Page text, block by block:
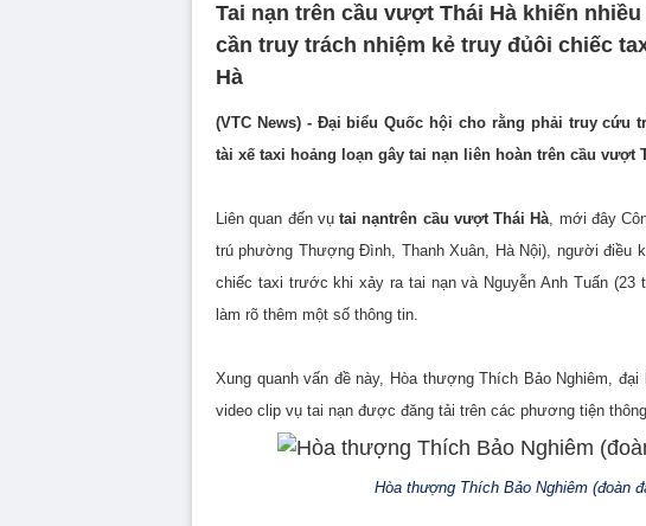
Tai nạn trên cầu vượt Thái Hà khiến
cần truy trách nhiệm kẻ truy đủôi chiếc
Hà
(VTC News) - Đại biểu Quốc hội cho rằng phải truy
tài xế taxi hoảng loạn gây tai nạn liên hoàn trên cầu vượt
Liên quan đến vụtai nạntrên cầu vượt Thái Hà, mới đây
trú phường Thượng Đình, Thanh Xuân, Hà Nội), người điều
chiếc taxi trước khi xảy ra tai nạn và Nguyễn Anh Tuấn (23
làm rõ thêm một số thông tin.
Xung quanh vấn đề này, Hòa thượng Thích Bảo Nghiêm,
video clip vụ tai nạn được đăng tải trên các phương tiện
Hòa thượng Thích Bảo Nghiêm (đoàn